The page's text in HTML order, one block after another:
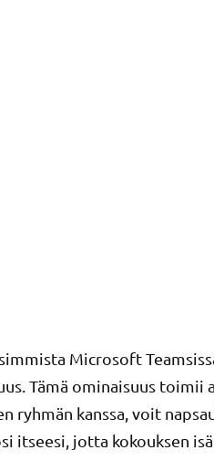
Microsoft
Tämä ominaisuus toimii
ryhmän kanssa, voit
itseesi, jotta kokouksen